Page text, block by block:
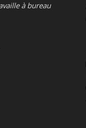
à bureau